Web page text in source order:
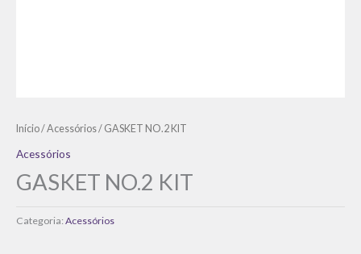
Início/Acessórios/ GASKET NO.2 KIT
Acessórios
GASKET NO.2 KIT
Categoria: Acessórios